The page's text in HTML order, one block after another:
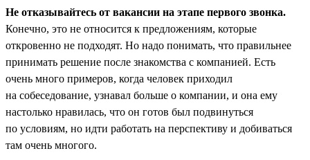
Не отказывайтесь от вакансии на этапе первого звонка.
Конечно, это не относится к предложениям, которые
откровенно не подходят. Но надо понимать, что правильнее
принимать решение после знакомства с компанией. Есть
очень много примеров, когда человек приходил
на собеседование, узнавал больше о компании, и она ему
настолько нравилась, что он готов был подвинуться
по условиям, но идти работать на перспективу и добиваться
там очень многого.